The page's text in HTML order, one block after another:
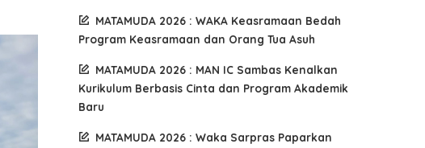
MATAMUDA 2026 : WAKA Keasramaan Bedah
Program Keasramaan dan Orang Tua Asuh
MATAMUDA 2026 : MAN IC Sambas Kenalkan
Kurikulum Berbasis Cinta dan Program Akademik
Baru
MATAMUDA 2026 : Waka Sarpras Paparkan